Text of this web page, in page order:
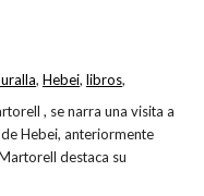
, se narra una visita a
Hebei, anteriormente
destaca su
, Hebei, libros,